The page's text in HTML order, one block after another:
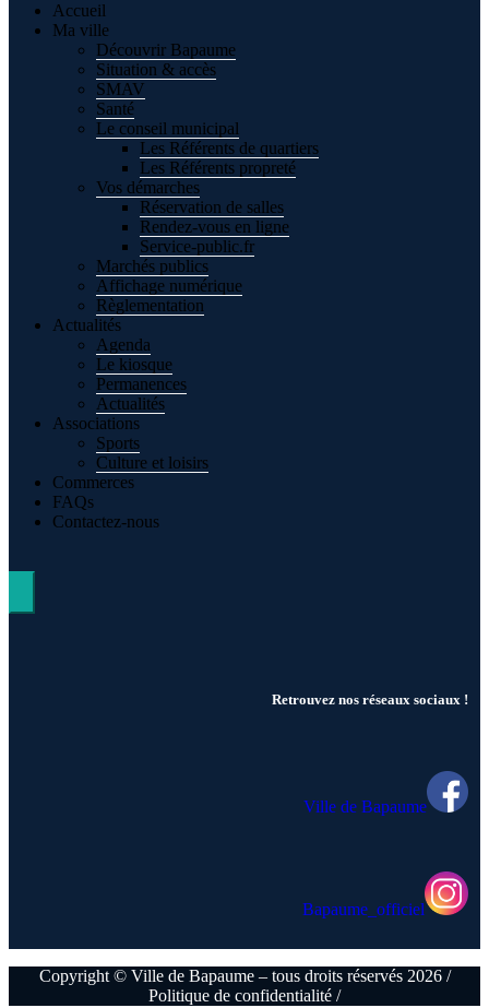
Accueil
Ma ville
Découvrir Bapaume
Situation & accès
SMAV
Santé
Le conseil municipal
Les Référents de quartiers
Les Référents propreté
Vos démarches
Réservation de salles
Rendez-vous en ligne
Service-public.fr
Marchés publics
Affichage numérique
Règlementation
Actualités
Agenda
Le kiosque
Permanences
Actualités
Associations
Sports
Culture et loisirs
Commerces
FAQs
Contactez-nous
Retrouvez nos réseaux sociaux !
Ville de Bapaume
Bapaume_officiel
Copyright © Ville de Bapaume – tous droits réservés 2026 /
Politique de confidentialité /